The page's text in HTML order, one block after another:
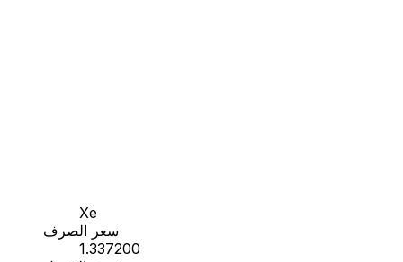
Xe
سعر الصرف
1.337200